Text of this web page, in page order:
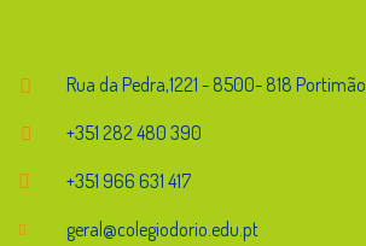
Rua da Pedra,1221 - 8500- 818 Portimão
+351 282 480 390
+351 966 631 417
geral@colegiodorio.edu.pt